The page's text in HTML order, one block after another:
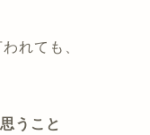
れても、
うこと